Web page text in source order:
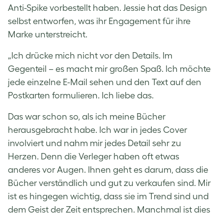
Anti-Spike vorbestellt haben. Jessie hat das Design
selbst entworfen, was ihr Engagement für ihre
Marke unterstreicht.
„Ich drücke mich nicht vor den Details. Im
Gegenteil – es macht mir großen Spaß. Ich möchte
jede einzelne E-Mail sehen und den Text auf den
Postkarten formulieren. Ich liebe das.
Das war schon so, als ich meine Bücher
herausgebracht habe. Ich war in jedes Cover
involviert und nahm mir jedes Detail sehr zu
Herzen. Denn die Verleger haben oft etwas
anderes vor Augen. Ihnen geht es darum, dass die
Bücher verständlich und gut zu verkaufen sind. Mir
ist es hingegen wichtig, dass sie im Trend sind und
dem Geist der Zeit entsprechen. Manchmal ist dies